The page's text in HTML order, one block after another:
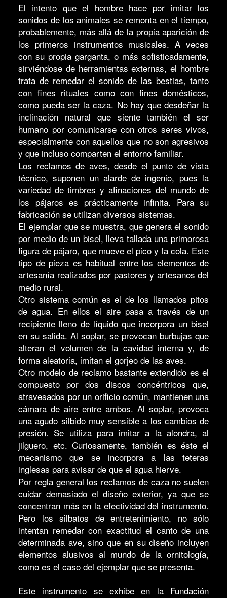
El intento que el hombre hace por imitar los
sonidos de los animales se remonta en el tiempo,
probablemente, más allá de la propia aparición de
los primeros instrumentos musicales. A veces
con su propia garganta, o más sofisticadamente,
sirviéndose de herramientas externas, el hombre
trata de remedar el sonido de las bestias, tanto
con fines rituales como con fines domésticos,
como pueda ser la caza. No hay que desdeñar la
inclinación natural que siente también el ser
humano por comunicarse con otros seres vivos,
especialmente con aquellos que no son agresivos
y que incluso comparten el entorno familiar.
Los reclamos de aves, desde el punto de vista
técnico, suponen un alarde de ingenio, pues la
variedad de timbres y afinaciones del mundo de
los pájaros es prácticamente infinita. Para su
fabricación se utilizan diversos sistemas.
El ejemplar que se muestra, que genera el sonido
por medio de un bisel, lleva tallada una primorosa
figura de pájaro, que mueve el pico y la cola. Este
tipo de pieza es habitual entre los elementos de
artesanía realizados por pastores y artesanos del
medio rural.
Otro sistema común es el de los llamados pitos
de agua. En ellos el aire pasa a través de un
recipiente lleno de líquido que incorpora un bisel
en su salida. Al soplar, se provocan burbujas que
alteran el volumen de la cavidad interna y, de
forma aleatoria, imitan el gorjeo de las aves.
Otro modelo de reclamo bastante extendido es el
compuesto por dos discos concéntricos que,
atravesados por un orificio común, mantienen una
cámara de aire entre ambos. Al soplar, provoca
una agudo silbido muy sensible a los cambios de
presión. Se utiliza para imitar a la alondra, al
jilguero, etc. Curiosamente, también es éste el
mecanismo que se incorpora a las teteras
inglesas para avisar de que el agua hierve.
Por regla general los reclamos de caza no suelen
cuidar demasiado el diseño exterior, ya que se
concentran más en la efectividad del instrumento.
Pero los silbatos de entretenimiento, no sólo
intentan remedar con exactitud el canto de una
determinada ave, sino que en su diseño incluyen
elementos alusivos al mundo de la ornitología,
como es el caso del ejemplar que se presenta.
Este instrumento se exhibe en la Fundación